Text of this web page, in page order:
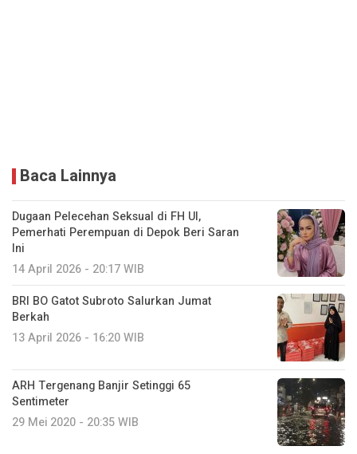
Baca Lainnya
Dugaan Pelecehan Seksual di FH UI,
Pemerhati Perempuan di Depok Beri Saran
Ini
14 April 2026 - 20:17 WIB
BRI BO Gatot Subroto Salurkan Jumat
Berkah
13 April 2026 - 16:20 WIB
ARH Tergenang Banjir Setinggi 65
Sentimeter
29 Mei 2020 - 20:35 WIB